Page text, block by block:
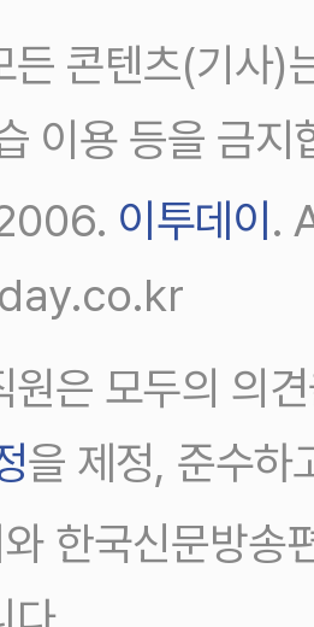
든 콘텐츠(기사)
이용 등을 금지
이투데이.
원은 모두의 의
을 제정, 준수하
한국신문방송